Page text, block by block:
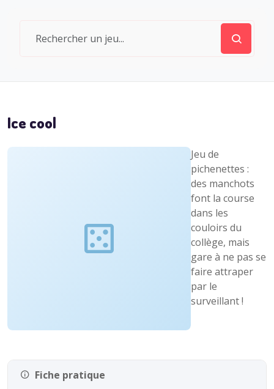
Ice cool
Jeu de
pichenettes :
des manchots
font la course
dans les
couloirs du
collège, mais
gare à ne pas se
faire attraper
par le
surveillant !
Fiche pratique